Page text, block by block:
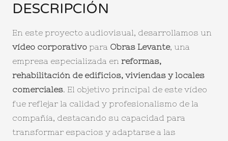
DESCRIPCIÓN
En este proyecto audiovisual, desarrollamos un
vídeo corporativo para Obras Levante, una
empresa especializada en reformas,
rehabilitación de edificios, viviendas y locales
comerciales. El objetivo principal de este vídeo
fue reflejar la calidad y profesionalismo de la
compañía, destacando su capacidad para
transformar espacios y adaptarse a las